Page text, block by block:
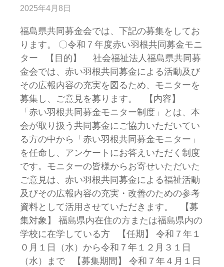
2025年4月8日
福島県共同募金会では、下記の募集をしてお
ります。 〇令和７年度赤い羽根共同募金モニ
ター 【目的】 社会福祉法人福島県共同募
金会では、赤い羽根共同募金による活動及び
その広報内容の充実を図るため、モニターを
募集し、ご意見を募ります。 【内容】
「赤い羽根共同募金モニター制度」とは、本
会が取り扱う共同募金にご協力いただいてい
る方の中から「赤い羽根共同募金モニター」
を任命し、アンケートにお答えいただく制度
です。モニターの皆様からお寄せいただいた
ご意見は、赤い羽根共同募金による福祉活動
及びその広報内容の充実・改善のための参考
資料として活用させていただきます。 【募
集対象】 福島県内在住の方または福島県内の
学校に在学している方 【任期】 令和７年１
０月１日（水）から令和７年１２月３１日
（水）まで 【募集期間】 令和７年４月１日